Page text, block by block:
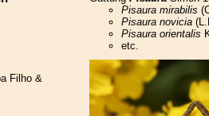
Filho &
Pisaura mirabilis
Pisaura novicia
Pisaura orientalis
etc.